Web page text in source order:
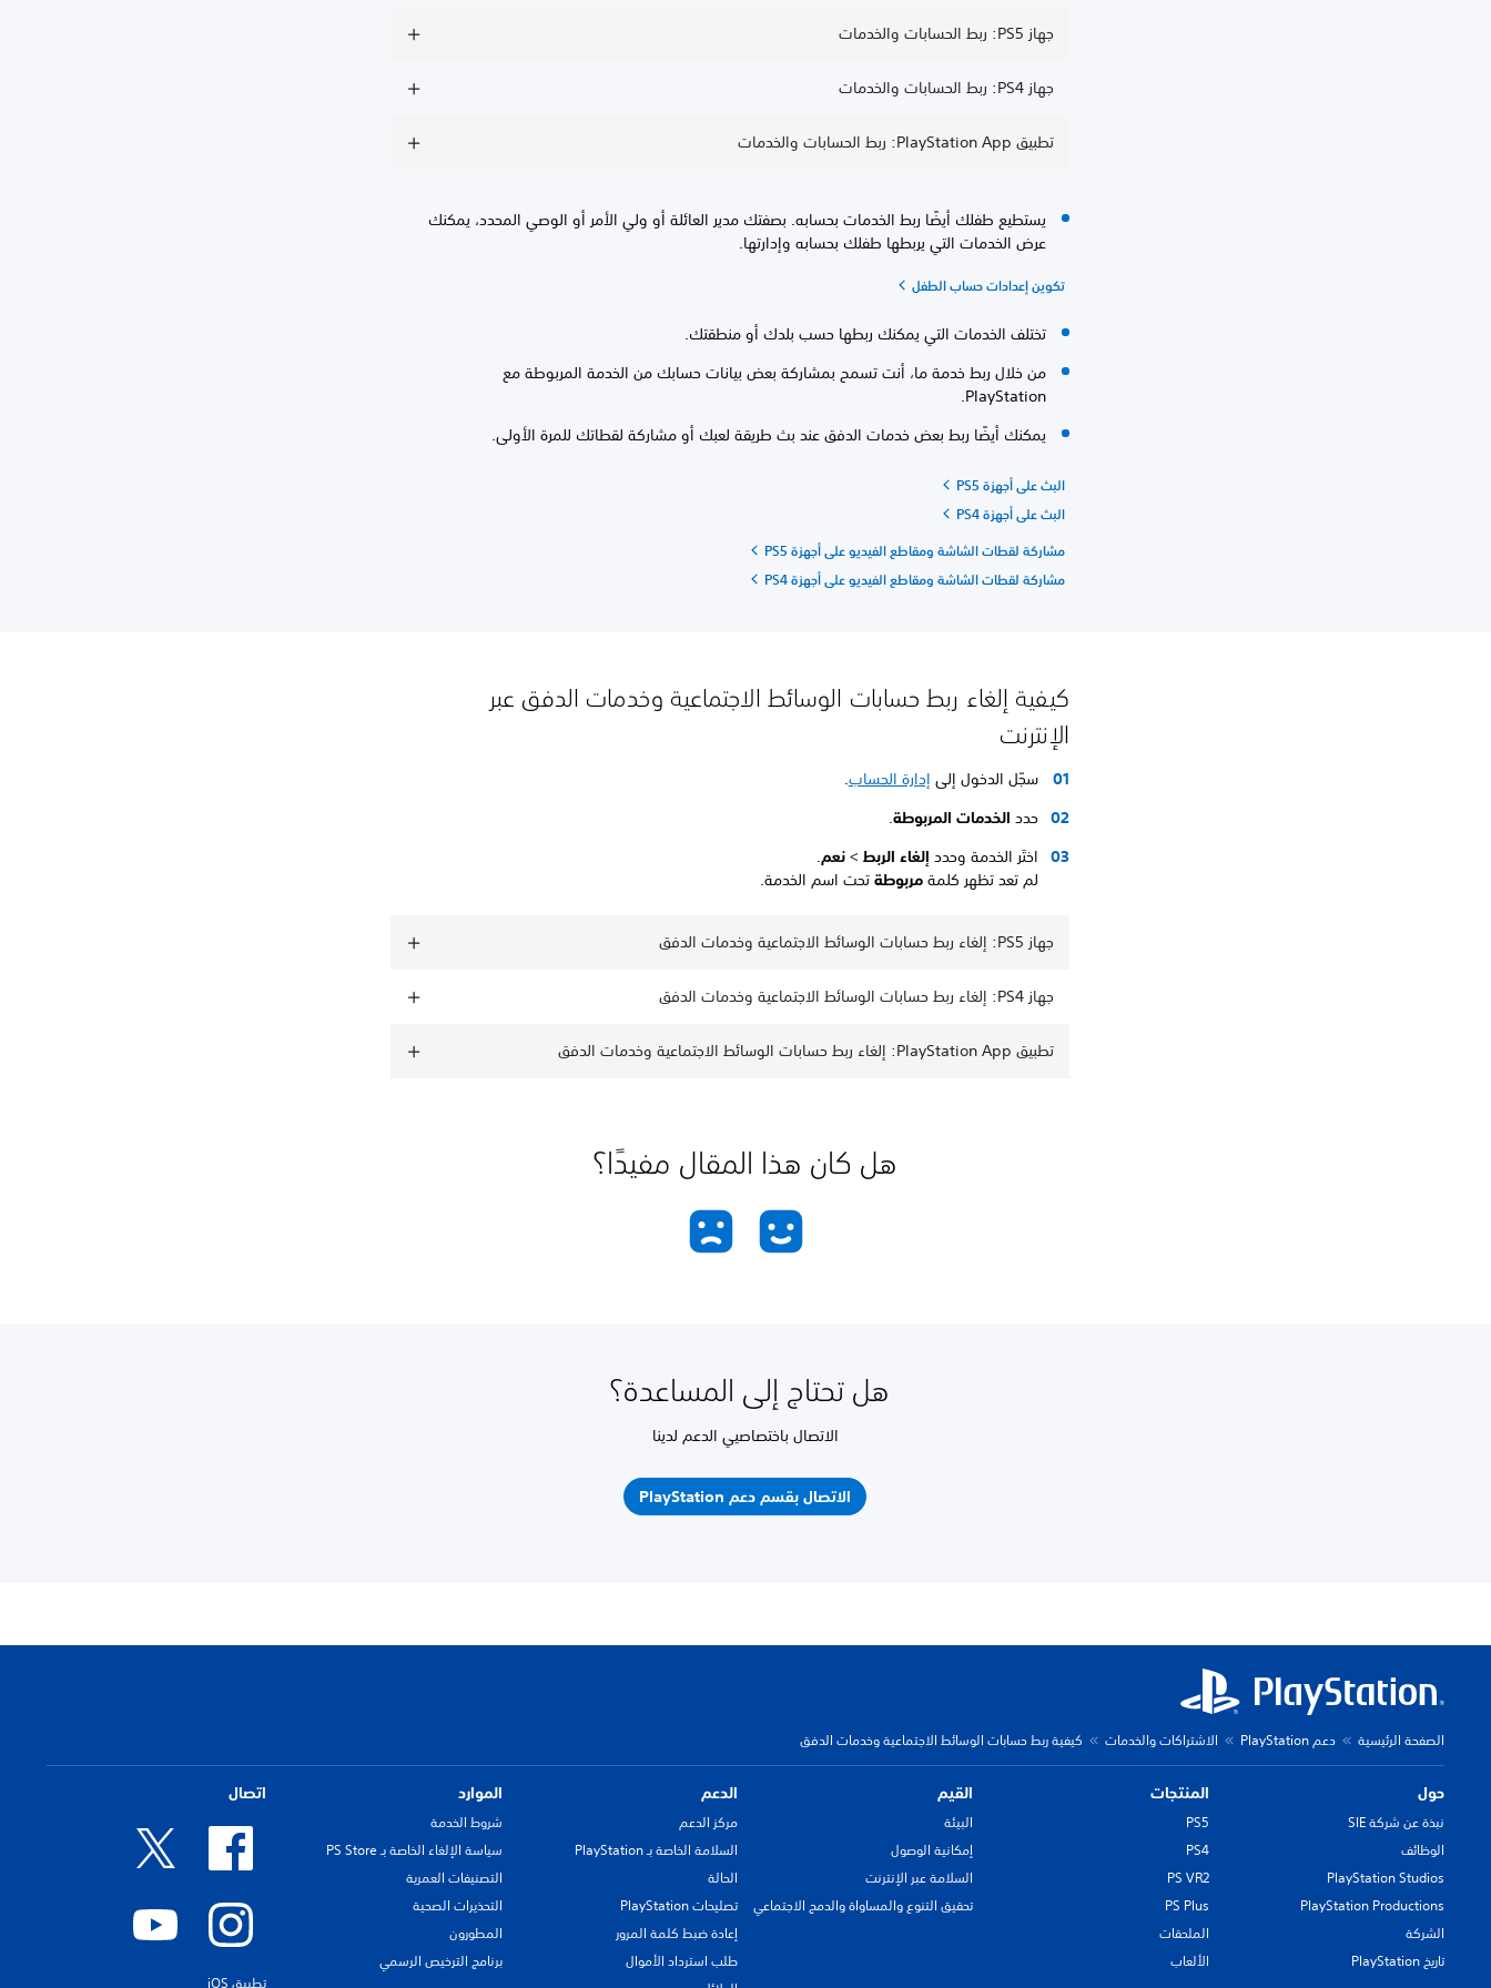
جهاز PS5: ربط الحسابات والخدمات
جهاز PS4: ربط الحسابات والخدمات
تطبيق PlayStation App: ربط الحسابات والخدمات
يستطيع طفلك أيضًا ربط الخدمات بحسابه. بصفتك مدير العائلة أو ولي الأمر أو الوصي المحدد، يمكنك
عرض الخدمات التي يربطها طفلك بحسابه وإدارتها.
تكوين إعدادات حساب الطفل
تختلف الخدمات التي يمكنك ربطها حسب بلدك أو منطقتك.
من خلال ربط خدمة ما، أنت تسمح بمشاركة بعض بيانات حسابك من الخدمة المربوطة مع
PlayStation.
يمكنك أيضًا ربط بعض خدمات الدفق عند بث طريقة لعبك أو مشاركة لقطاتك للمرة الأولى.
البث على أجهزة PS5
البث على أجهزة PS4
مشاركة لقطات الشاشة ومقاطع الفيديو على أجهزة PS5
مشاركة لقطات الشاشة ومقاطع الفيديو على أجهزة PS4
كيفية إلغاء ربط حسابات الوسائط الاجتماعية وخدمات الدفق عبر
الإنترنت
سجّل الدخول إلى إدارة الحساب.
حدد الخدمات المربوطة.
اختَر الخدمة وحدد إلغاء الربط >نعم.
لم تعد تظهر كلمةمربوطة تحت اسم الخدمة.
جهاز PS5: إلغاء ربط حسابات الوسائط الاجتماعية وخدمات الدفق
جهاز PS4: إلغاء ربط حسابات الوسائط الاجتماعية وخدمات الدفق
تطبيق PlayStation App: إلغاء ربط حسابات الوسائط الاجتماعية وخدمات الدفق
هل كان هذا المقال مفيدًا؟
هل تحتاج إلى المساعدة؟
الاتصال باختصاصيي الدعم لدينا
الاتصال بقسم دعم PlayStation
الصفحة الرئيسية دعم PlayStation الاشتراكات والخدمات كيفية ربط حسابات الوسائط الاجتماعية وخدمات الدفق
حول
نبذة عن شركة SIE
الوظائف
PlayStation Studios
PlayStation Productions
الشركة
تاريخ PlayStation
المنتجات
PS5
PS4
PS VR2
PS Plus
الملحقات
الألعاب
القيم
البيئة
إمكانية الوصول
السلامة عبر الإنترنت
تحقيق التنوع والمساواة والدمج الاجتماعي
الدعم
مركز الدعم
السلامة الخاصة بـ PlayStation
الحالة
تصليحات PlayStation
إعادة ضبط كلمة المرور
طلب استرداد الأموال
الموارد
شروط الخدمة
سياسة الإلغاء الخاصة بـ PS Store
التصنيفات العمرية
التحذيرات الصحية
المطورون
برنامج الترخيص الرسمي
اتصال
تطبيق iOS